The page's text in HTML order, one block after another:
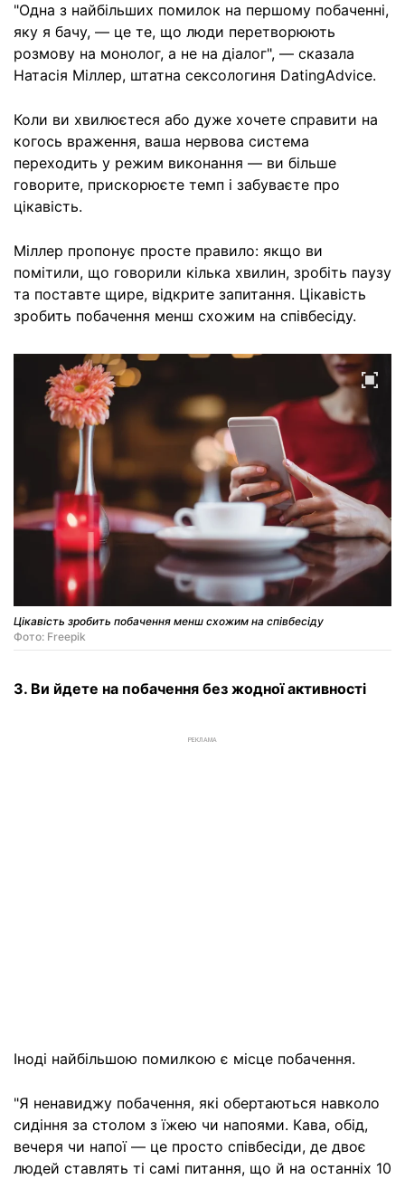
"Одна з найбільших помилок на першому побаченні,
яку я бачу, — це те, що люди перетворюють
розмову на монолог, а не на діалог", — сказала
Натасія Міллер, штатна сексологиня DatingAdvice.
Коли ви хвилюєтеся або дуже хочете справити на
когось враження, ваша нервова система
переходить у режим виконання — ви більше
говорите, прискорюєте темп і забуваєте про
цікавість.
Міллер пропонує просте правило: якщо ви
помітили, що говорили кілька хвилин, зробіть паузу
та поставте щире, відкрите запитання. Цікавість
зробить побачення менш схожим на співбесіду.
Цікавість зробить побачення менш схожим на співбесіду
Фото: Freepik
3. Ви йдете на побачення без жодної активності
РЕКЛАМА
Іноді найбільшою помилкою є місце побачення.
"Я ненавиджу побачення, які обертаються навколо
сидіння за столом з їжею чи напоями. Кава, обід,
вечеря чи напої — це просто співбесіди, де двоє
людей ставлять ті самі питання, що й на останніх 10